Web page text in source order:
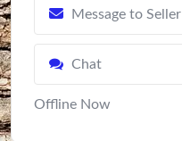
Message to Seller
Chat
Offline Now